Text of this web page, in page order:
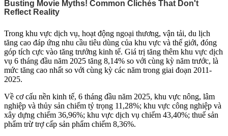
Trong khu vực dịch vụ, hoạt động ngoại thương, vận tải, du lịch
tăng cao đáp ứng nhu cầu tiêu dùng của khu vực và thế giới, đóng
góp tích cực vào tăng trưởng kinh tế. Giá trị tăng thêm khu vực dịch
vụ 6 tháng đầu năm 2025 tăng 8,14% so với cùng kỳ năm trước, là
mức tăng cao nhất so với cùng kỳ các năm trong giai đoạn 2011-
2025.
Về cơ cấu nền kinh tế, 6 tháng đầu năm 2025, khu vực nông, lâm
nghiệp và thủy sản chiếm tỷ trọng 11,28%; khu vực công nghiệp và
xây dựng chiếm 36,96%; khu vực dịch vụ chiếm 43,40%; thuế sản
phẩm trừ trợ cấp sản phẩm chiếm 8,36%.